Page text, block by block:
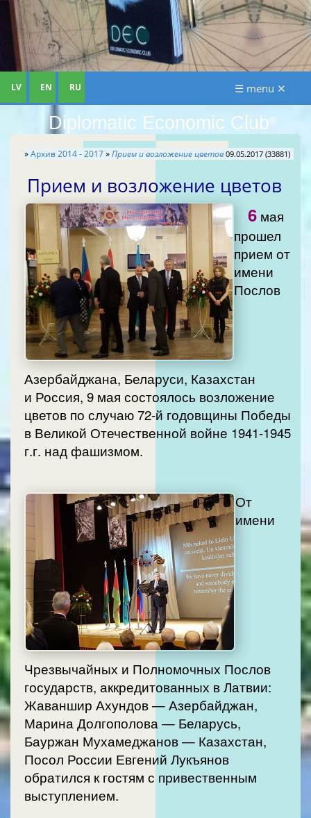
Diplomatic Economic Club®
LV EN RU ☰ menu ✕
»Архив 2014 - 2017»Прием и возложение цветов 09.05.2017 (33881)
Прием и возложение цветов
6мая
прошел
прием от
имени
Послов
Азербайджана, Беларуси, Казахстан
и Россия, 9 мая состоялось возложение
цветов по случаю 72-й годовщины Победы
в Великой Отечественной войне 1941-1945
г.г. над фашизмом.
От
имени
Чрезвычайных и Полномочных Послов
государств, аккредитованных в Латвии:
Жаваншир Ахундов — Азербайджан,
Марина Долгополова — Беларусь,
Бауржан Мухамеджанов — Казахстан,
Посол России Евгений Лукъянов
обратился к гостям с привественным
выступлением.